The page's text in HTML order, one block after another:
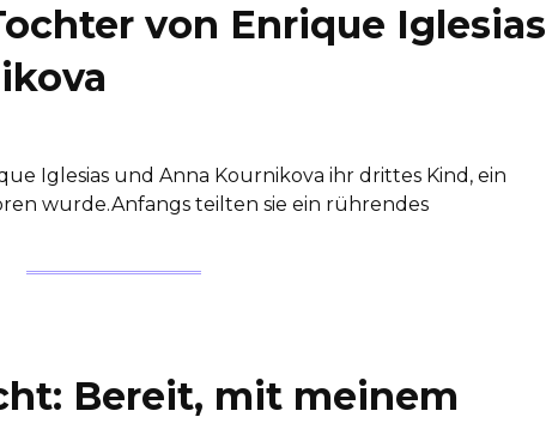
von Enrique Iglesias
Iglesias und Anna Kournikova ihr drittes Kind, ein
wurde.Anfangs teilten sie ein rührendes
Bereit, mit meinem